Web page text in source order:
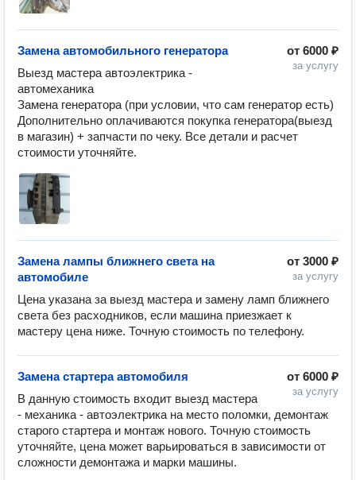
от 6000 ₽
за услугу
Замена автомобильного генератора
Выезд мастера автоэлектрика -
автомеханика
Замена генератора (при условии, что сам генератор есть)
Дополнительно оплачиваются покупка генератора(выезд
в магазин) + запчасти по чеку. Все детали и расчет
стоимости уточняйте.
от 3000 ₽
за услугу
Замена лампы ближнего света на
автомобиле
Цена указана за выезд мастера и замену ламп ближнего
света без расходников, если машина приезжает к
от 6000 ₽
за услугу
Замена стартера автомобиля
В данную стоимость входит выезд мастера
- механика - автоэлектрика на место поломки, демонтаж
старого стартера и монтаж нового. Точную стоимость
уточняйте, цена может варьироваться в зависимости от